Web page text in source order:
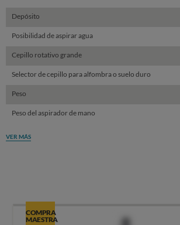
Depósito
Posibilidad de aspirar agua
Cepillo rotativo grande
Selector de cepillo para alfombra o suelo duro
Peso
Peso del aspirador de mano
VER MÁS
COMPRA
MAESTRA